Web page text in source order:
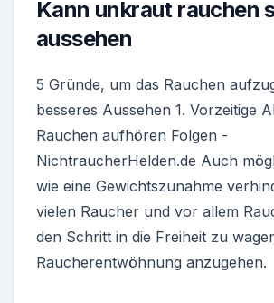
Kann unkraut rauchen
aussehen
5 Gründe, um das Rauchen
besseres Aussehen 1. Vorzeitige
Rauchen aufhören Folgen -
NichtraucherHelden.de Auch
wie eine Gewichtszunahme
vielen Raucher und vor allem
den Schritt in die Freiheit zu
Raucherentwöhnung anzugehen.